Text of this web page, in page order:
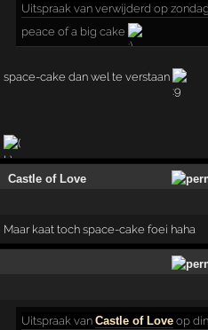
Uitspraak van verwijderd op
peace of a big cake
space-cake dan wel te verstaan
Castle of Love
Maar kaat toch space-cake foei haha
Uitspraak vanCastle of Love op